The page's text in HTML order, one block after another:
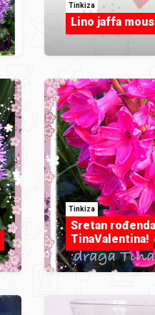
Tinkiza
Lino jaffa
Tinkiza
Sretan
TinaValentina!